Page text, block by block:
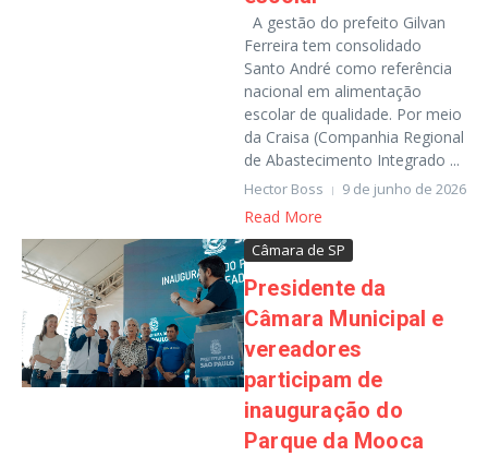
A gestão do prefeito Gilvan
Ferreira tem consolidado
Santo André como referência
nacional em alimentação
escolar de qualidade. Por meio
da Craisa (Companhia Regional
de Abastecimento Integrado ...
Hector Boss 9 de junho de 2026
Read More
Câmara de SP
Presidente da
Câmara Municipal e
vereadores
participam de
inauguração do
Parque da Mooca